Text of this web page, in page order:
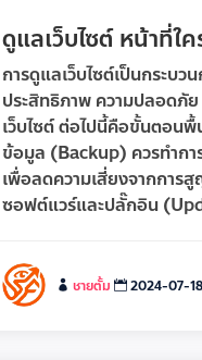
ดูแลเว็บไซต์ หน้าที่ใ
การดูแลเว็บไซต์เป็นกระบว
ประสิทธิภาพ ความปลอดภั
เว็บไซต์ ต่อไปนี้คือขั้นตอนพื้
ข้อมูล (Backup) ควรทำกา
เพื่อลดความเสี่ยงจากกา
ซอฟต์แวร์และปลั๊กอิน
ชายตั้ม 2024-07-